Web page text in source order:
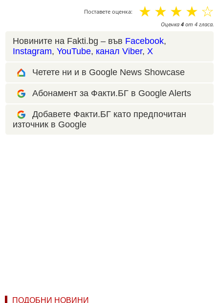
Поставете оценка: ☆
☆
☆
☆
☆
Оценка 4 от 4 гласа.
Новините на Fakti.bg – във Facebook,
Instagram, YouTube, канал Viber, X
Четете ни и в Google News Showcase
Абонамент за Факти.БГ в Google Alerts
Добавете Факти.БГ като предпочитан
източник в Google
ПОДОБНИ НОВИНИ